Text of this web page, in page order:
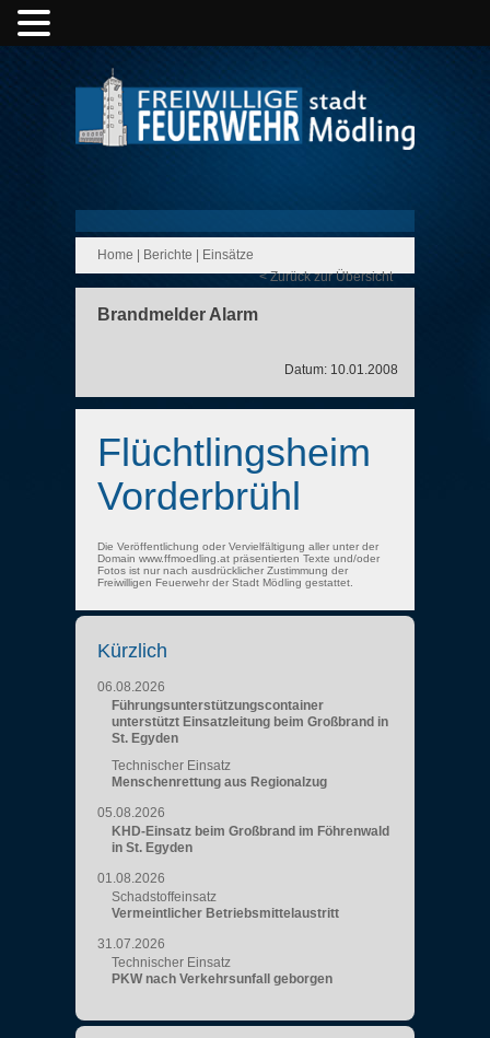
Home Berichte
Einsätze
< Zurück zur Übersicht
Brandmelder Alarm
Datum: 10.01.2008
Flüchtlingsheim
Vorderbrühl
Die Veröffentlichung oder Vervielfältigung aller unter der
Domain www.ffmoedling.at präsentierten Texte und/oder
Fotos ist nur nach ausdrücklicher Zustimmung der
Freiwilligen Feuerwehr der Stadt Mödling gestattet.
Kürzlich
06.08.2026
Führungsunterstützungscontainer
unterstützt Einsatzleitung beim Großbrand in
St. Egyden
Technischer Einsatz
Menschenrettung aus Regionalzug
05.08.2026
KHD-Einsatz beim Großbrand im Föhrenwald
in St. Egyden
01.08.2026
Schadstoffeinsatz
Vermeintlicher Betriebsmittelaustritt
31.07.2026
Technischer Einsatz
PKW nach Verkehrsunfall geborgen